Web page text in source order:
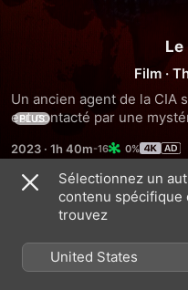
Film ·
Un ancien agent de la CIA
est contacté par une
opération clandestine, il
qu'il pensait avoir laissées
PLUS
2023 · 1h 40m 0%
Bandes-annonces
Sélectionnez un
contenu spécifique
trouvez
United States